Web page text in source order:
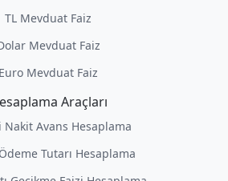
TL Mevduat Faiz
Mevduat Faiz
Euro Mevduat Faiz
Araçları
Nakit Avans Hesaplama
Tutarı Hesaplama